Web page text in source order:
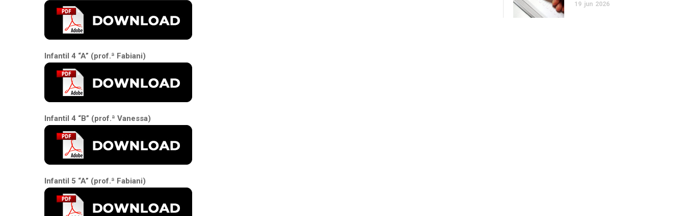
Infantil 4 “A” (prof.ª Fabiani)
Infantil 4 “B” (prof.ª Vanessa)
Infantil 5 “A” (prof.ª Fabiani)
19 jun 2026